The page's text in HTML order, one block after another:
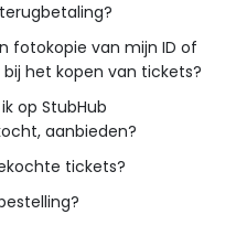
fotokopie van mijn ID of
het kopen van tickets?
op StubHub
aanbieden?
tickets?